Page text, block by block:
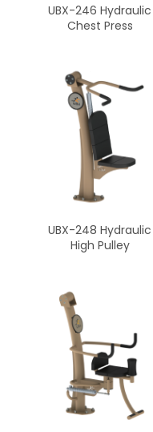
UBX-246 Hydraulic
Chest Press
UBX-248 Hydraulic
High Pulley